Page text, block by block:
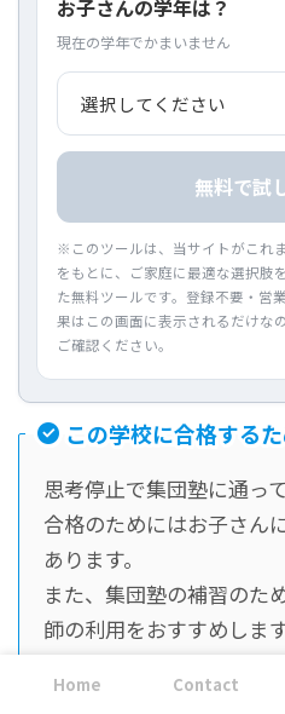
お子さんの学年は？
現在の学年でかまいません
無料で試
※このツールは、当サイトがこれ
をもとに、ご家庭に最適な選択肢
た無料ツールです。登録不要・営
果はこの画面に表示されるだけな
ご確認ください。
この学校に合格する
思考停止で集団塾に通っ
合格のためにはお子さん
あります。
また、集団塾の補習のた
師の利用をおすすめします
おすすめ個別指導塾
Home Contact